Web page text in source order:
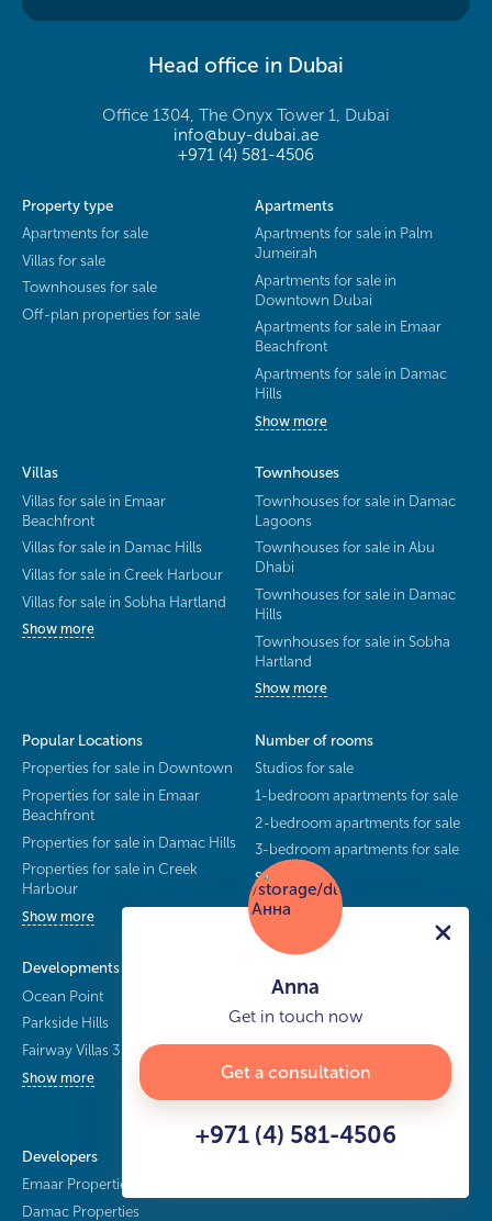
Head office in Dubai
Office 1304, The Onyx Tower 1, Dubai
info@buy-dubai.ae
+971 (4) 581-4506
Property type
Apartments for sale
Villas for sale
Townhouses for sale
Off-plan properties for sale
Apartments
Apartments for sale in Palm
Jumeirah
Apartments for sale in
Downtown Dubai
Apartments for sale in Emaar
Beachfront
Apartments for sale in Damac
Hills
Show more
Villas
Villas for sale in Emaar
Beachfront
Villas for sale in Damac Hills
Villas for sale in Creek Harbour
Villas for sale in Sobha Hartland
Show more
Townhouses
Townhouses for sale in Damac
Lagoons
Townhouses for sale in Abu
Dhabi
Townhouses for sale in Damac
Hills
Townhouses for sale in Sobha
Hartland
Show more
Popular Locations
Properties for sale in Downtown
Properties for sale in Emaar
Beachfront
Properties for sale in Damac Hills
Properties for sale in Creek
Harbour
Show more
Number of rooms
Studios for sale
1-bedroom apartments for sale
2-bedroom apartments for sale
3-bedroom apartments for sale
Show more
Developments
Ocean Point
Parkside Hills
Fairway Villas 3
Show more
About Us
Contact Us
Real Estate Developers
Blog
Show more
Developers
Emaar Properties
Damac Properties
Anna
Get in touch now
Get a consultation
+971 (4) 581-4506